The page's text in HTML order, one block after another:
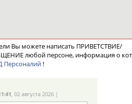
Вы можете написать ПРИВЕТСТВИЕ/
любой персоне, информация о
Персоналий!
, 02 августа 2026 |